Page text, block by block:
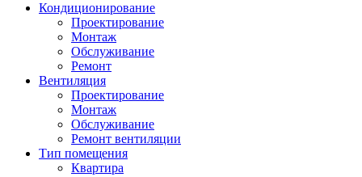
Кондиционирование
Проектирование
Монтаж
Обслуживание
Ремонт
Вентиляция
Проектирование
Монтаж
Обслуживание
Ремонт вентиляции
Тип помещения
Квартира